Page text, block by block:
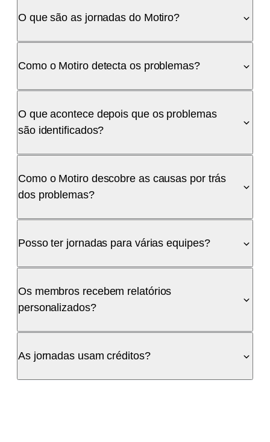
O que são as jornadas do Motiro?
Como o Motiro detecta os problemas?
O que acontece depois que os problemas
são identificados?
Como o Motiro descobre as causas por trás
dos problemas?
Posso ter jornadas para várias equipes?
Os membros recebem relatórios
personalizados?
As jornadas usam créditos?